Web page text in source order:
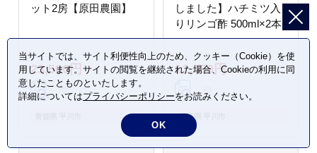
ット2房【原田農園】
23,500円
しました】ハチミツ入
りリンゴ酢 500ml×2本
11,000円
青森県 平川市
当サイトでは、サイト利便性向上のため、クッキー（Cookie）を使
用しています。サイトの閲覧を継続された場合、Cookieの利用に同
意したことものといたします。
詳細についてはプライバシーポリシーをお読みください。
OK